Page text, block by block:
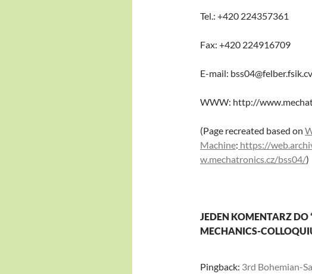
Tel.: +420 224357361
Fax: +420 224916709
E-mail:
WWW: http://
(Page recreated based on
Machine: https://
w.mechatronics.cz/bss04/)
JEDEN KOMENTARZ
MECHANICS-
Pingback: 3rd Bohemian-